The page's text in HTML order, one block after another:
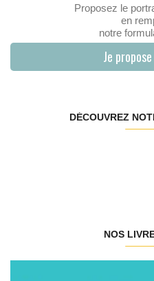
Proposez le
en
notre
Je
DÉCOUVREZ
NOS